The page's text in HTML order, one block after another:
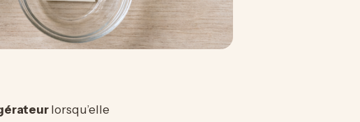
lorsqu’elle